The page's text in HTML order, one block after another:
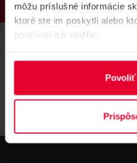
môžu príslušné informácie
ktoré ste im poskytli alebo
používali ich služby.
Povoliť
Bosch MS 400 B
Pätica hlásiča rady 420 s logom